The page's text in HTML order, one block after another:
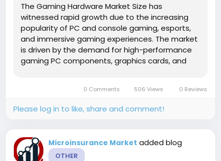
The Gaming Hardware Market Size has
witnessed rapid growth due to the increasing
popularity of PC and console gaming, esports,
and immersive gaming experiences. The market
is driven by the demand for high-performance
gaming PC components, graphics cards, and
market and dedicated gaming hardware
market...
0 Comments 506 Views 0 Reviews
Please log in to like, share and comment!
Microinsurance Market added blog
OTHER